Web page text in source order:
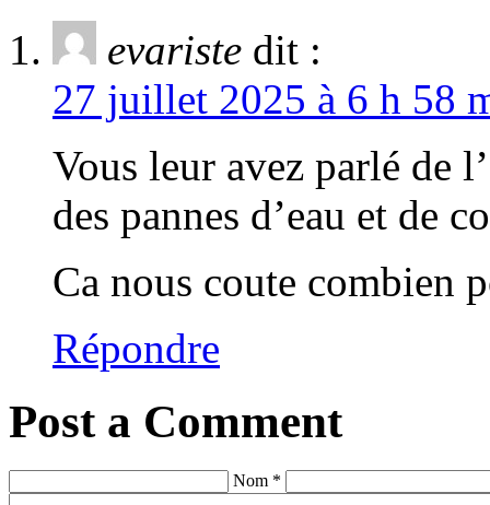
evariste dit :
27 juillet 2025 à 6 h 58
Vous leur avez parlé de
des pannes d’eau et de
Ca nous coute combien
Répondre
Post a Comment
Nom *